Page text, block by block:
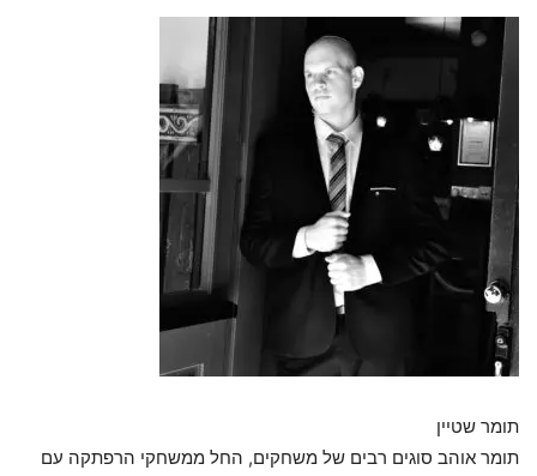
תומר שטיין
תומר אוהב סוגים רבים של משחקים, החל ממשחקי הרפתקה עם